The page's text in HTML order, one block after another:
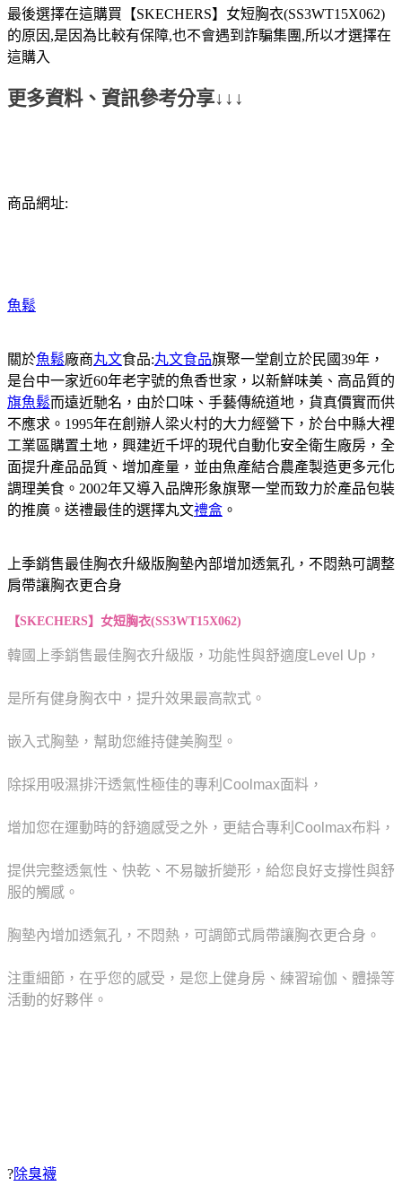
最後選擇在這購買【SKECHERS】女短胸衣(SS3WT15X062)
的原因,是因為比較有保障,也不會遇到詐騙集團,所以才選擇在
這購入
更多資料、資訊參考分享↓↓↓
商品網址:
魚鬆
關於魚鬆廠商丸文食品:丸文食品旗聚一堂創立於民國39年，
是台中一家近60年老字號的魚香世家，以新鮮味美、高品質的
旗魚鬆而遠近馳名，由於口味、手藝傳統道地，貨真價實而供
不應求。1995年在創辦人梁火村的大力經營下，於台中縣大裡
工業區購置土地，興建近千坪的現代自動化安全衛生廠房，全
面提升產品品質、增加產量，並由魚產結合農產製造更多元化
調理美食。2002年又導入品牌形象旗聚一堂而致力於產品包裝
的推廣。送禮最佳的選擇丸文禮盒 。
上季銷售最佳胸衣升級版胸墊內部增加透氣孔，不悶熱可調整
肩帶讓胸衣更合身
【SKECHERS】女短胸衣(SS3WT15X062)
韓國上季銷售最佳胸衣升級版，功能性與舒適度Level Up，
是所有健身胸衣中，提升效果最高款式。
嵌入式胸墊，幫助您維持健美胸型。
除採用吸濕排汗透氣性極佳的專利Coolmax面料，
增加您在運動時的舒適感受之外，更結合專利Coolmax布料，
提供完整透氣性、快乾、不易皺折變形，給您良好支撐性與舒
服的觸感。
胸墊內增加透氣孔，不悶熱，可調節式肩帶讓胸衣更合身。
注重細節，在乎您的感受，是您上健身房、練習瑜伽、體操等
活動的好夥伴。
?除臭襪